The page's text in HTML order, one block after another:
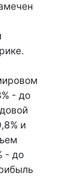
- до
и
- до